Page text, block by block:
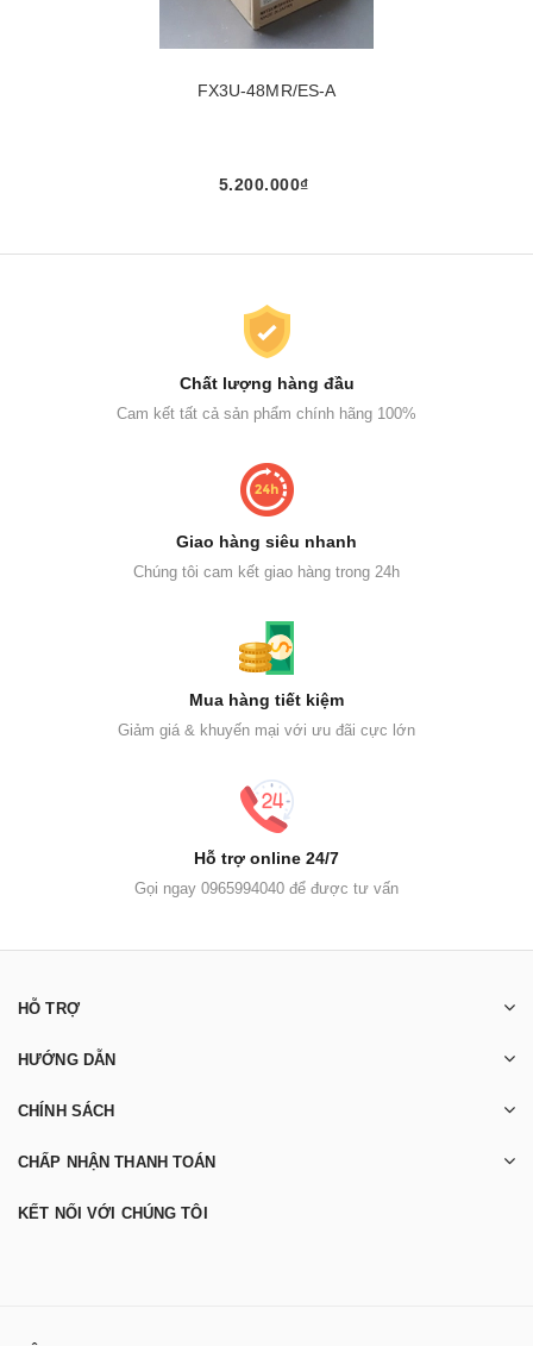
FX3U-48MR/ES-A
5.200.000₫
Chất lượng hàng đầu
Cam kết tất cả sản phẩm chính hãng 100%
Giao hàng siêu nhanh
Chúng tôi cam kết giao hàng trong 24h
Mua hàng tiết kiệm
Giảm giá & khuyến mại với ưu đãi cực lớn
Hỗ trợ online 24/7
Gọi ngay 0965994040 để được tư vấn
HỖ TRỢ
HƯỚNG DẪN
CHÍNH SÁCH
CHẤP NHẬN THANH TOÁN
KẾT NỐI VỚI CHÚNG TÔI